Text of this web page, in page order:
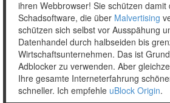
ihren Webbrowser! Sie schützen
Schadsoftware, die über Malvertising
schützen sich selbst vor Ausspähung
Datenhandel durch halbseiden bis
Wirtschaftsunternehmen. Das ist
Adblocker zu verwenden. Aber
Ihre gesamte Interneterfahrung
schneller. Ich empfehle uBlock Origin.